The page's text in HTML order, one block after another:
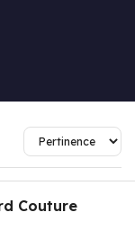
Couture